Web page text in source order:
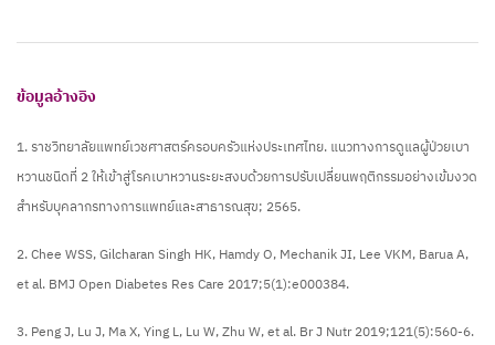
ข้อมูลอ้างอิง
1. ราชวิทยาลัยแพทย์เวชศาสตร์ครอบครัวแห่งประเทศไทย. แนวทางการดูแลผู้ป่วยเบา
หวานชนิดที่ 2 ให้เข้าสู่โรคเบาหวานระยะสงบด้วยการปรับเปลี่ยนพฤติกรรมอย่างเข้มงวด
สำหรับบุคลากรทางการแพทย์และสาธารณสุข; 2565.
2. Chee WSS, Gilcharan Singh HK, Hamdy O, Mechanik JI, Lee VKM, Barua A,
et al. BMJ Open Diabetes Res Care 2017;5(1):e000384.
3. Peng J, Lu J, Ma X, Ying L, Lu W, Zhu W, et al. Br J Nutr 2019;121(5):560-6.